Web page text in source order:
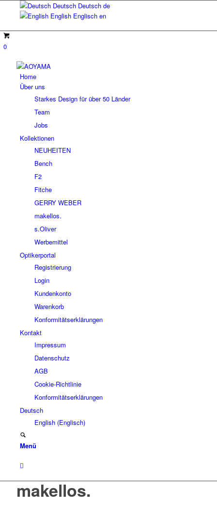
Deutsch Deutsch de
English Englisch en
0
Home
Über uns
Starkes Design für über 50 Länder
Team
Jobs
Kollektionen
NEUHEITEN
Bench
F2
Fitche
GERRY WEBER
makellos.
s.Oliver
Werbemittel
Optikerportal
Registrierung
Login
Kundenkonto
Warenkorb
Konformitätserklärungen
Kontakt
Impressum
Datenschutz
AGB
Cookie-Richtlinie
Konformitätserklärungen
Deutsch
English(Englisch)
Menü
makellos.